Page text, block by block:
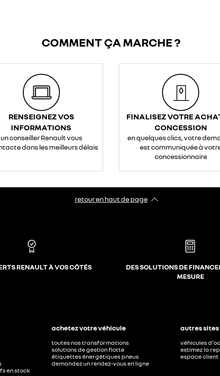
COMMENT ÇA MARCHE ?
RENSEIGNEZ VOS
INFORMATIONS
un conseiller Renault vous
dans les meilleurs délais
FINALISEZ VOTRE
CONCESSION
en quelques clics, votre
est communiquée à
concessionnaire
retour en haut de page​
RENAULT À VOS CÔTÉS
DES SOLUTIONS DE
MESURE
en stock
achetez votre véhicule
toutes nos transformations
solutions de gestion flotte
étiquettes énergétiques pneus
demandez un rendez-vous en ligne
autres
véhicules
estimez la
espace client